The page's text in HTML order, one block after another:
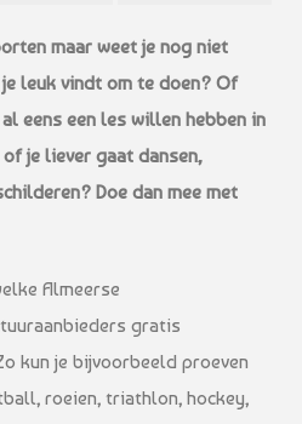
maar weet je nog niet
leuk vindt om te doen? Of
eens een les willen hebben in
je liever gaat dansen,
Doe dan mee met
Almeerse
gratis
kun je bijvoorbeeld proeven
roeien, triathlon, hockey,